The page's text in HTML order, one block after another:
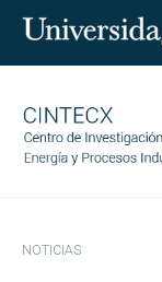
Investigación
NOTICIAS